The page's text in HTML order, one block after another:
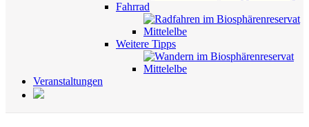
Fahrrad
Weitere Tipps
Veranstaltungen